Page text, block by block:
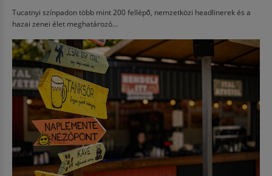
Tucatnyi színpadon több mint 200 fellépő, nemzetközi headlinerek és a
hazai zenei élet meghatározó...